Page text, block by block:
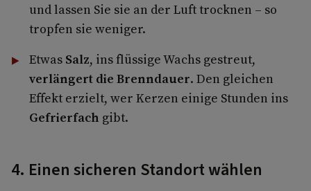
und lassen Sie sie an der Luft trocknen – so
tropfen sie weniger.
Etwas Salz, ins flüssige Wachs gestreut,
verlängert die Brenndauer. Den gleichen
Effekt erzielt, wer Kerzen einige Stunden ins
Gefrierfach gibt.
4. Einen sicheren Standort wählen